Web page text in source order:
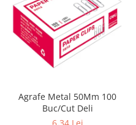
Agrafe Metal 50Mm 100
Buc/Cut Deli